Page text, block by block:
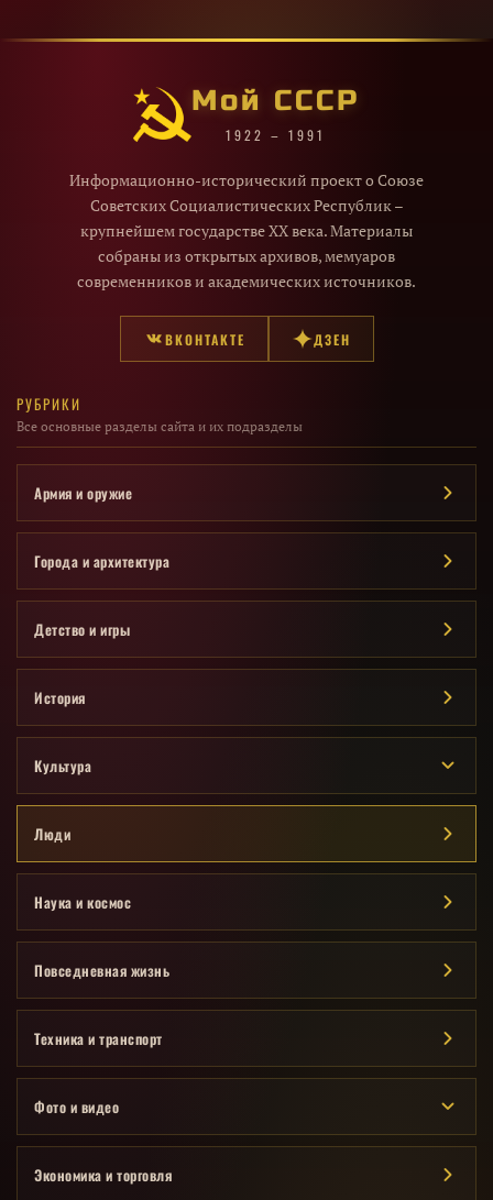
Мой СССР
1922 – 1991
Информационно-исторический проект о Союзе
Советских Социалистических Республик –
крупнейшем государстве XX века. Материалы
собраны из открытых архивов, мемуаров
современников и академических источников.
ВКОНТАКТЕ ДЗЕН
РУБРИКИ
Все основные разделы сайта и их подразделы
Армия и оружие
Города и архитектура
Детство и игры
История
Культура
Люди
Наука и космос
Повседневная жизнь
Техника и транспорт
Фото и видео
Экономика и торговля